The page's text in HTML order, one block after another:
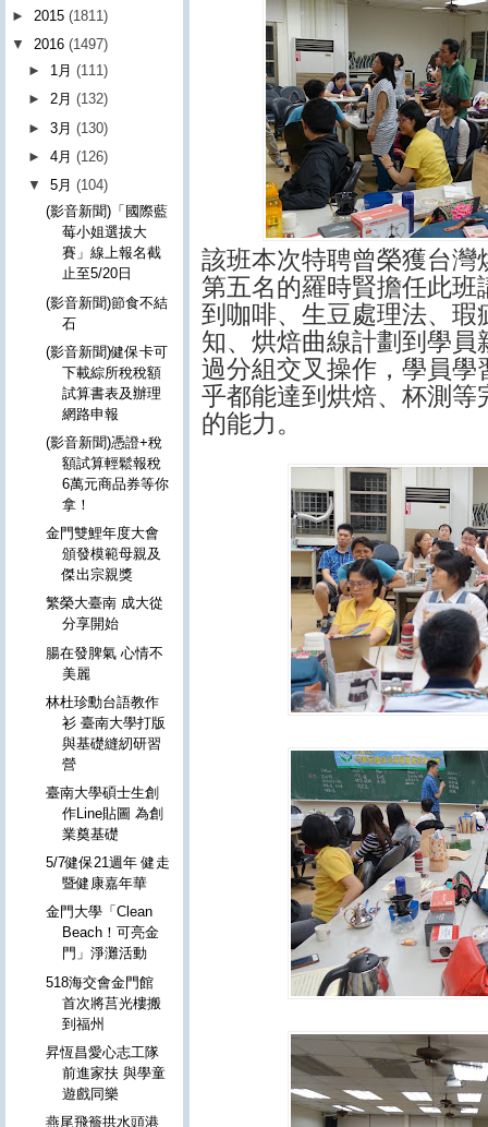
該班本次特聘曾榮獲台
第五名的羅時賢擔任此
到咖啡、生豆處理法、
知、烘焙曲線計劃到學
過分組交叉操作，學員
乎都能達到烘焙、杯測
的能力。
► 2015 (1811)
▼ 2016 (1497)
► 1月(111)
►2月(132)
►3月(130)
►4月(126)
▼5月(104)
(影音新聞)「國際藍
莓小姐選拔大
賽」線上報名截
止至5/20日
(影音新聞)節食不結
石
(影音新聞)健保卡可
下載綜所稅稅額
試算書表及辦理
網路申報
(影音新聞)憑證+稅
額試算輕鬆報稅
6萬元商品券等你
拿！
金門雙鯉年度大會
頒發模範母親及
傑出宗親獎
繁榮大臺南 成大從
分享開始
腸在發脾氣 心情不
美麗
林杜珍勳台語教作
衫 臺南大學打版
與基礎縫紉研習
營
臺南大學碩士生創
作Line貼圖 為創
業奠基礎
5/7健保21週年 健走
暨健康嘉年華
金門大學「Clean
Beach！可亮金
門」淨灘活動
518海交會金門館
首次將莒光樓搬
到福州
昇恆昌愛心志工隊
前進家扶 與學童
遊戲同樂
燕尾飛簷拱水頭港